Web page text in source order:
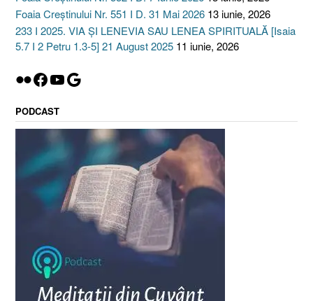
Foaia Creștinului Nr. 551 I D. 31 Mai 2026 13 iunie, 2026
233 I 2025. VIA ȘI LENEVIA SAU LENEA SPIRITUALĂ [Isaia
5.7 I 2 Petru 1.3-5] 21 August 2025 11 iunie, 2026
Flickr
Facebook
YouTube
Google
PODCAST